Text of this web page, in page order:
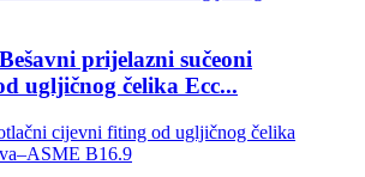
prijelazni sučeoni
ugljičnog čelika Ecc...